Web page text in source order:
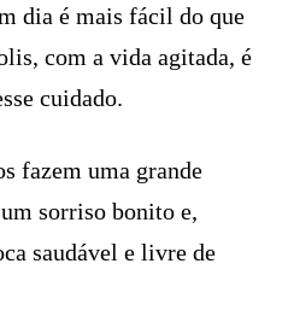
dia é mais fácil do que
com a vida agitada, é
cuidado.
fazem uma grande
sorriso bonito e,
saudável e livre de